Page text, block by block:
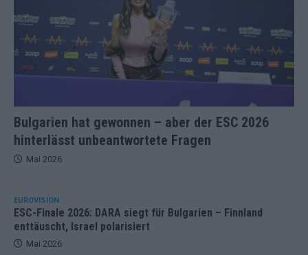
Bulgarien hat gewonnen – aber der ESC 2026
hinterlässt unbeantwortete Fragen
Mai 2026
EUROVISION
ESC-Finale 2026: DARA siegt für Bulgarien – Finnland
enttäuscht, Israel polarisiert
Mai 2026